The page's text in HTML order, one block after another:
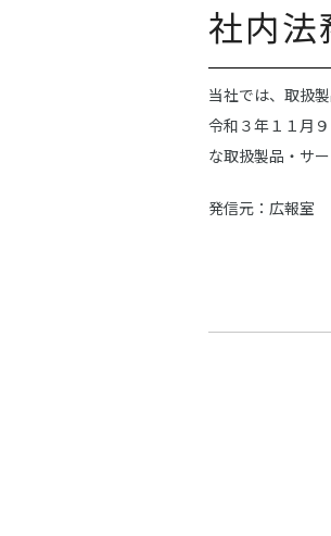
社内法
当社では、取扱
令和３年１１月
な取扱製品・サ
発信元：広報室